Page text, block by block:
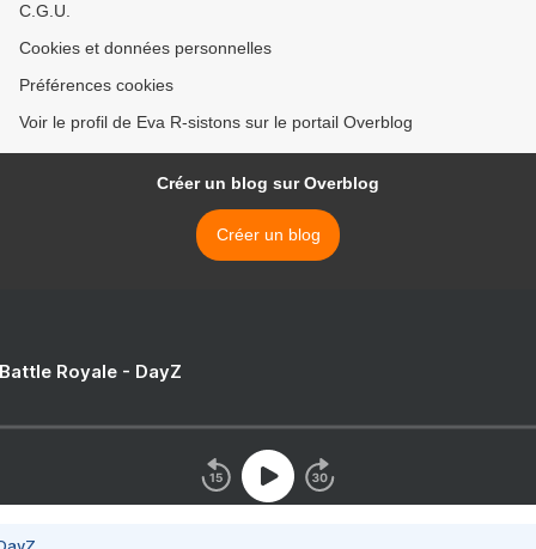
C.G.U.
Cookies et données personnelles
Préférences cookies
Voir le profil de Eva R-sistons sur le portail Overblog
Créer un blog sur Overblog
Créer un blog
Royale - DayZ